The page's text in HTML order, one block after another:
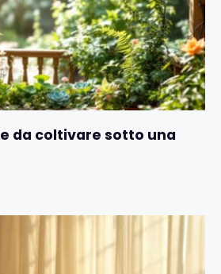
da coltivare sotto una